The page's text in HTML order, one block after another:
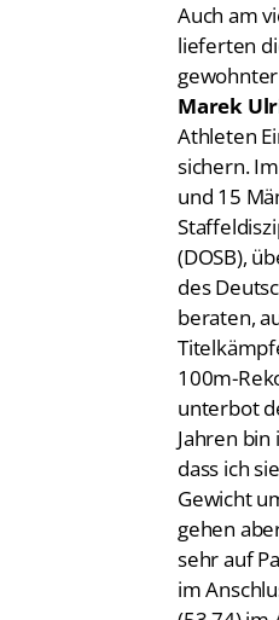
Auch am
lieferten
Marek
Athleten
sichern.
und 15
(DOSB),
des
beraten,
100m-
unterbot
Jahren
dass ich
Gewicht
gehen
sehr auf
im